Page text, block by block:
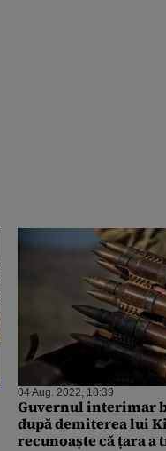
04 Aug. 2022, 18:39
Guvernul interimar
după demiterea lui
recunoaște că țara